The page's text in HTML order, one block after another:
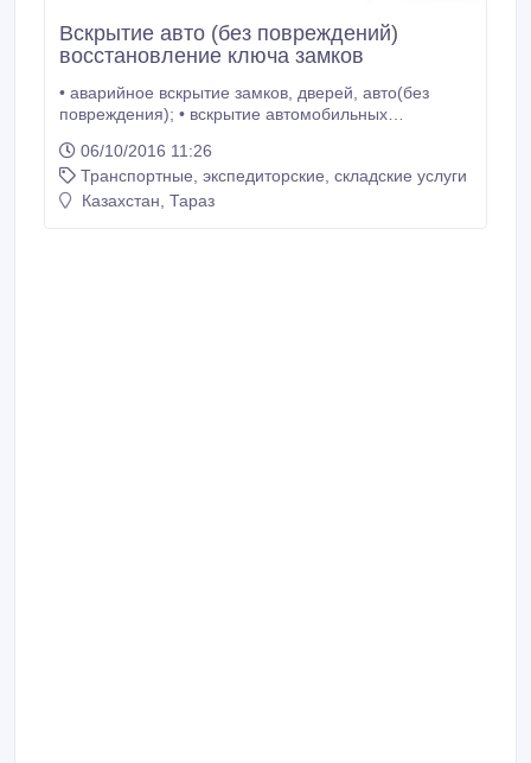
Вскрытие авто (без повреждений)
восстановление ключа замков
• аварийное вскрытие замков, дверей, авто(без
повреждения); • вскрытие автомобильных
ключей по замкам; • ремонт замков всех видов; •
ремонт замков зажигания; .
06/10/2016 11:26
Транспортные, экспедиторские, складские услуги
Казахстан, Тараз